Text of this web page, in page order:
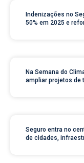
Indenizações no
50% em 2025 e
Na Semana do
ampliar projetos
Seguro entra no
de cidades,